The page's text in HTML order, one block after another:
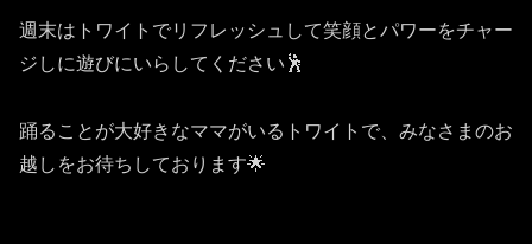
週末はトワイトでリフレッシュして笑顔とパワーをチャー
ジしに遊びにいらしてください🕺
踊ることが大好きなママがいるトワイトで、みなさまのお
越しをお待ちしております🌟